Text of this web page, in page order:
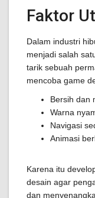
Faktor
Dalam industri
menjadi salah
tarik sebuah
mencoba game
Bersih dan
Warna
Navigasi
Animasi
Karena itu
desain agar
dan